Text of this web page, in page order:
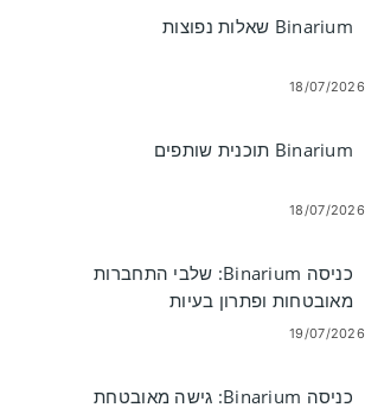
Binarium שאלות נפוצות
18/07/2026
Binarium תוכנית שותפים
18/07/2026
כניסה Binarium: שלבי התחברות
מאובטחות ופתרון בעיות
19/07/2026
כניסה Binarium: גישה מאובטחת